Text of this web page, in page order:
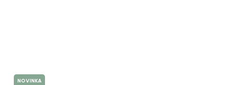
NOVINKA